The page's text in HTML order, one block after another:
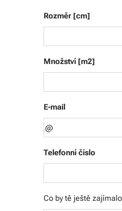
Rozměr [cm]
Množství [m2]
E-mail
Telefonní číslo
Co by tě ještě